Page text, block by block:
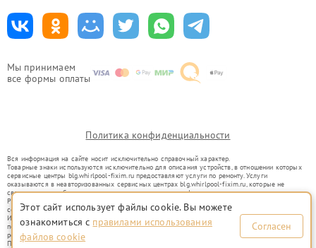
Мы принимаем
все формы оплаты
Политика конфиденциальности
Вся информация на сайте носит исключительно справочный характер.
Товарные знаки используются исключительно для описания устройств, в отношении которых
сервисные центры blg.whirlpool-fixim.ru предоставляют услуги по ремонту. Услуги
оказываются в неавторизованных сервисных центрах blg.whirlpool-fixim.ru, которые не
связаны с правообладателями товарных знаков или их официальными представителями.
Ремонт осуществляется для устройств, уже введенных в гражданский оборот в соответствии
со статьей 1487 ГК РФ.
Использование товарных знаков не преследует цели индивидуализации услуг или введения
потребителей в заблуждение, а служит для информирования о предоставляемых услугах по
ремонту техники указанных брендов.
Представленная на сайте информация не является публичной офертой, определяемой
Этот сайт использует файлы cookie. Вы можете
ознакомиться с правилами использования
файлов cookie
Согласен